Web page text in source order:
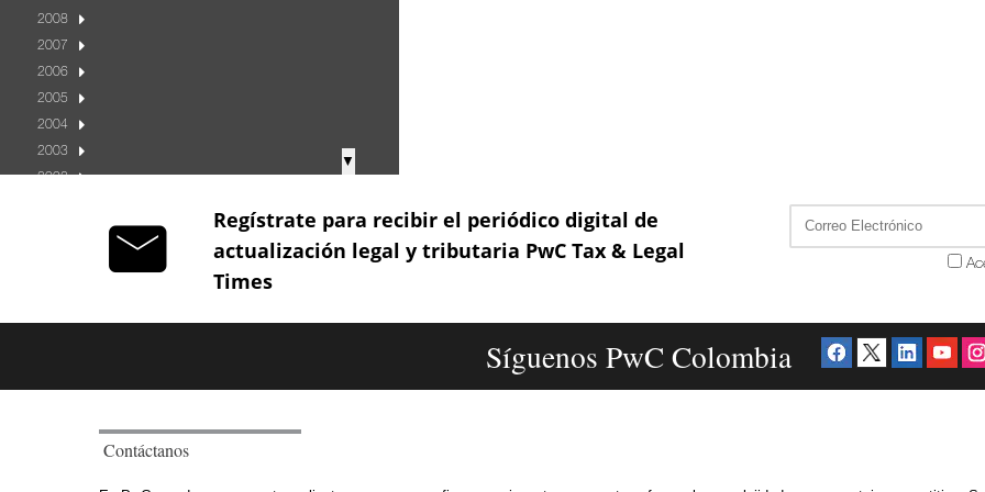
▼
2008
2007
2006
2005
2004
2003
2002
1994
Regístrate para recibir el periódico digital de
actualización legal y tributaria PwC Tax & Legal
Times
Síguenos PwC Colombia
Contáctanos